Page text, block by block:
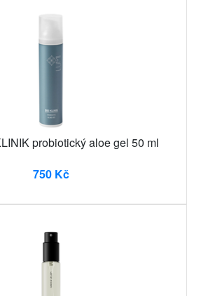
probiotický aloe gel 50 ml
750 Kč